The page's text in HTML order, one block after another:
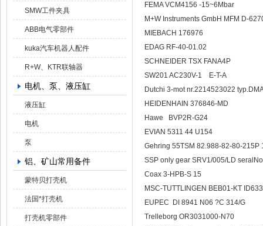
SMW工件夹具
ABB电气零部件
kuka汽车机器人配件
R+W、KTR联轴器
电机、泵、液压缸
液压缸
电机
泵
铝、矿山常用备件
蒙特贝打壳机
法国*打壳机
打壳机零部件
FEMA VCM4156 -15~6Mbar
M+W Instruments GmbH MFM D-
MIEBACH 176976
EDAG RF-40-01.02
SCHNEIDER TSX FANA4P
SW201 AC230V-1 E-T-A
Dutchi 3-mot nr.2214523022
HEIDENHAIN 376846-MD
Hawe BVP2R-
EVIAN 5311 44 U154
Gehring 55TSM 82.988-82-80-
SSP only gear SRV1/005/LD
Coax 3-HPB-S 15
MSC-TUTTLINGEN BEB01-KT
EUPEC DI 8941 N06 ?C 314/G
Trelleborg OR3031000-N70